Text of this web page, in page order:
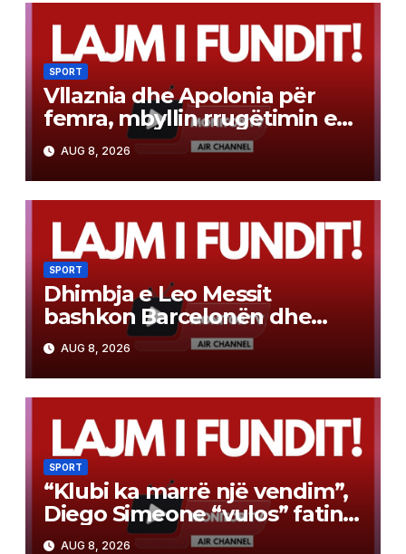
SPORT
Vllaznia dhe Apolonia për
femra, mbyllin rrugëtimin e
tyre në Europë
AUG 8, 2026
SPORT
Dhimbja e Leo Messit
bashkon Barcelonën dhe
Real Madrid
AUG 8, 2026
SPORT
“Klubi ka marrë një vendim”,
Diego Simeone “vulos” fatin e
Julian Alvarez
AUG 8, 2026